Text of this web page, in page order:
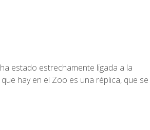
estado estrechamente ligada a la
hay en el Zoo es una réplica, que se